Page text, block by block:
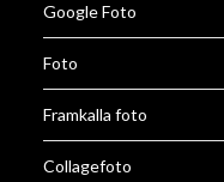
Google Foto
Foto
Framkalla foto
Collagefoto